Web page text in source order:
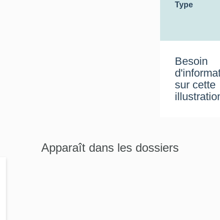
Type
Besoin
sur cette
Apparaît dans les dossiers